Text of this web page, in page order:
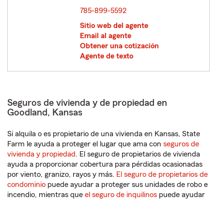
785-899-5592
Sitio web del agente
Email al agente
Obtener una cotización
Agente de texto
Seguros de vivienda y de propiedad en
Goodland, Kansas
Si alquila o es propietario de una vivienda en Kansas, State
Farm le ayuda a proteger el lugar que ama con seguros de
vivienda y propiedad. El seguro de propietarios de vivienda
ayuda a proporcionar cobertura para pérdidas ocasionadas
por viento, granizo, rayos y más. El seguro de propietarios de
condominio puede ayudar a proteger sus unidades de robo e
incendio, mientras que el seguro de inquilinos puede ayudar